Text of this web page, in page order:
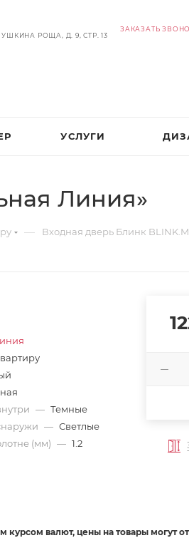
РОЩА, Д. 9, СТР. 13
ЗАКАЗАТЬ
УСЛУГИ
Линия»
— Входная дверь Блинк
— Темные
— Светлые
(мм) — 1.2
курсом валют, цены на товары могут